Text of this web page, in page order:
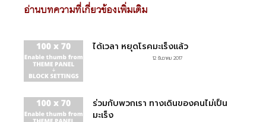
อ่านบทความที่เกี่ยวข้องเพิ่มเติม
ได้เวลา หยุดโรคมะเร็งแล้ว
12 ธันวาคม 2017
ร่วมกับพวกเรา ทางเดินของคนไม่เป็น
มะเร็ง